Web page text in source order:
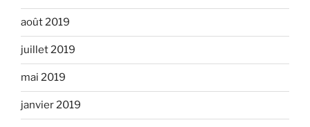
août 2019
juillet 2019
mai 2019
janvier 2019